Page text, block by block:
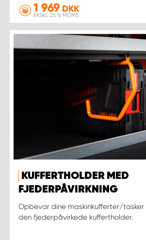
1 969 DKK
EKSKL. 25 % MOMS
KUFFERTHOLDER MED
FJEDERPÅVIRKNING
Opbevar dine maskinkufferter/
den fjederpåvirkede kuffertholder.